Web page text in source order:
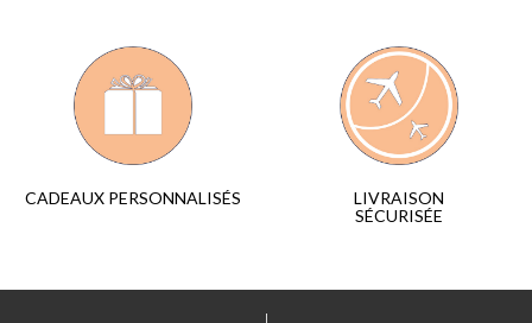
CADEAUX PERSONNALISÉS
LIVRAISON
SÉCURISÉE